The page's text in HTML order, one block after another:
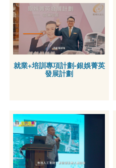
就業+培訓專項計劃-銀娛菁英
發展計劃